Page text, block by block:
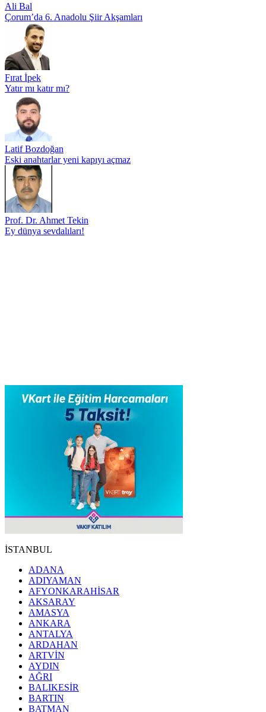
Ali Bal
Çorum’da 6. Anadolu Şiir Akşamları
Fırat İpek
Yatır mı katır mı?
Latif Bozdoğan
Eski anahtarlar yeni kapıyı açmaz
Prof. Dr. Ahmet Tekin
Ey dünya sevdalıları!
İSTANBUL
ADANA
ADIYAMAN
AFYONKARAHİSAR
AKSARAY
AMASYA
ANKARA
ANTALYA
ARDAHAN
ARTVİN
AYDIN
AĞRI
BALIKESİR
BARTIN
BATMAN